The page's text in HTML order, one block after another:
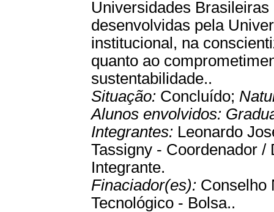
Universidades
desenvolvidas pela
institucional, na
quanto ao
sustentabilidade..
Situação: Concluído;
Alunos envolvidos:
Integrantes: Leonardo
Tassigny - Coordenador
Integrante.
Finaciador(es): Conselho
Tecnológico - Bolsa..